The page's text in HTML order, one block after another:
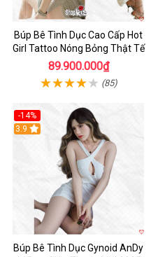
Búp Bê Tình Dục Cao Cấp Hot
Girl Tattoo Nóng Bỏng Thật Tế
89.900.000₫
(85)
-14%
3.9
Búp Bê Tình Dục Gynoid AnDy